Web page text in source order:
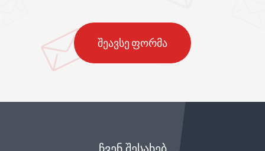
შეავსე ფორმა